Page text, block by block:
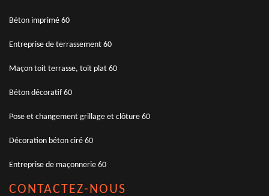
Béton imprimé 60
Entreprise de terrassement 60
Maçon toit terrasse, toit plat 60
Béton décoratif 60
Pose et changement grillage et clôture 60
Décoration béton ciré 60
Entreprise de maçonnerie 60
CONTACTEZ-NOUS